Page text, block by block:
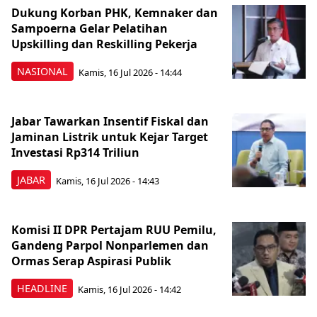
NASIONAL
Dukung Korban PHK, Kemnaker dan
Sampoerna Gelar Pelatihan
Upskilling dan Reskilling Pekerja
Kamis, 16 Jul 2026 - 14:44
JABAR
Jabar Tawarkan Insentif Fiskal dan
Jaminan Listrik untuk Kejar Target
Investasi Rp314 Triliun
Kamis, 16 Jul 2026 - 14:43
HEADLINE
Komisi II DPR Pertajam RUU Pemilu,
Gandeng Parpol Nonparlemen dan
Ormas Serap Aspirasi Publik
Kamis, 16 Jul 2026 - 14:42